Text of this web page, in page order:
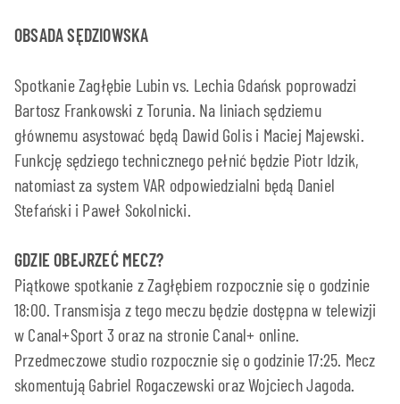
OBSADA SĘDZIOWSKA
Spotkanie Zagłębie Lubin vs. Lechia Gdańsk poprowadzi
Bartosz Frankowski z Torunia. Na liniach sędziemu
głównemu asystować będą Dawid Golis i Maciej Majewski.
Funkcję sędziego technicznego pełnić będzie Piotr Idzik,
natomiast za system VAR odpowiedzialni będą Daniel
Stefański i Paweł Sokolnicki.
GDZIE OBEJRZEĆ MECZ?
Piątkowe spotkanie z Zagłębiem rozpocznie się o godzinie
18:00. Transmisja z tego meczu będzie dostępna w telewizji
w Canal+Sport 3 oraz na stronie Canal+ online.
Przedmeczowe studio rozpocznie się o godzinie 17:25. Mecz
skomentują Gabriel Rogaczewski oraz Wojciech Jagoda.